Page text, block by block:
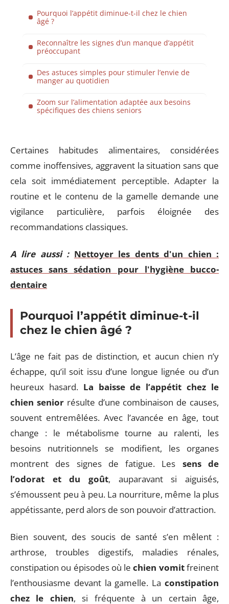
Pourquoi l’appétit diminue-t-il chez le chien
âgé ?
Reconnaître les signes d’un manque d’appétit
préoccupant
Des astuces simples pour stimuler l’envie de
manger au quotidien
Zoom sur l’alimentation adaptée aux besoins
spécifiques des chiens seniors
Certaines habitudes alimentaires, considérées
comme inoffensives, aggravent la situation sans que
cela soit immédiatement perceptible. Adapter la
routine et le contenu de la gamelle demande une
vigilance particulière, parfois éloignée des
recommandations classiques.
A lire aussi : Nettoyer les dents d'un chien :
astuces sans sédation pour l'hygiène bucco-
dentaire
Pourquoi l’appétit diminue-t-il
chez le chien âgé ?
L’âge ne fait pas de distinction, et aucun chien n’y
échappe, qu’il soit issu d’une longue lignée ou d’un
heureux hasard. La baisse de l’appétit chez le
chien seniorrésulte d’une combinaison de causes,
souvent entremêlées. Avec l’avancée en âge, tout
change : le métabolisme tourne au ralenti, les
besoins nutritionnels se modifient, les organes
montrent des signes de fatigue. Les sens de
l’odorat et du goût, auparavant si aiguisés,
s’émoussent peu à peu. La nourriture, même la plus
appétissante, perd alors de son pouvoir d’attraction.
Bien souvent, des soucis de santé s’en mêlent :
arthrose, troubles digestifs, maladies rénales,
constipation ou épisodes où lechien vomitfreinent
l’enthousiasme devant la gamelle. La constipation
chez le chien, si fréquente à un certain âge,